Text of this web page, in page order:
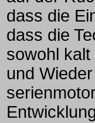
dass die
dass die
sowohl
und